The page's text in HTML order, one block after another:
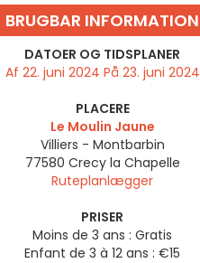
BRUGBAR INFORMATION
DATOER OG TIDSPLANER
Af 22. juni 2024 På 23. juni 2024
PLACERE
Le Moulin Jaune
Villiers - Montbarbin
77580 Crecy la Chapelle
Ruteplanlægger
PRISER
Moins de 3 ans : Gratis
Enfant de 3 à 12 ans : €15